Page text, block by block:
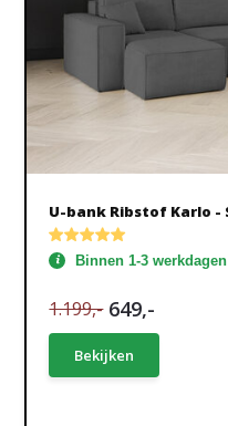
U-bank Ribstof Karlo -
Binnen 1-3
1.199,- 649,-
Bekijken